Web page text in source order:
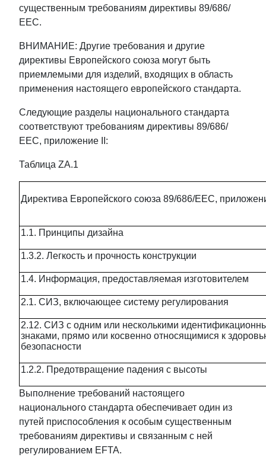
существенным требованиям директивы 89/686/
ЕЕС.
ВНИМАНИЕ: Другие требования и другие
директивы Европейского союза могут быть
приемлемыми для изделий, входящих в область
применения настоящего европейского стандарта.
Следующие разделы национального стандарта
соответствуют требованиям директивы 89/686/
ЕЕС, приложение II:
Таблица ZA.1
Директива Европейского союза 89/686/ЕЕС,
1.1. Принципы дизайна
1.3.2. Легкость и прочность конструкции
1.4. Информация, предоставляемая изготовителем
2.1. СИЗ, включающее систему регулирования
2.12. СИЗ с одним или несколькими
знаками, прямо или косвенно относящимися к
безопасности
1.2.2. Предотвращение падения с высоты
Выполнение требований настоящего
национального стандарта обеспечивает один из
путей приспособления к особым существенным
требованиям директивы и связанным с ней
регулированием EFTA.